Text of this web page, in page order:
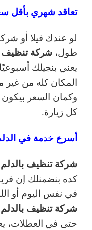
تعاقد شهري بأقل
لو عندك فيلا أو
طول، شركة تنظيف
يعني بنجيلك
المكان كله من
وكمان السعر
كل زيارة.
أسرع خدمة في
شركة تنظيف بالدلم
كده بنضمنلك إن
في نفس اليوم أو
شركة تنظيف بالدلم
حتى في العطلات،